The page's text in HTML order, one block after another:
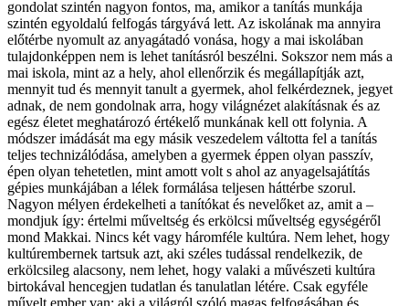
gondolat szintén nagyon fontos, ma, amikor a tanítás munkája
szintén egyoldalú felfogás tárgyává lett. Az iskolának ma annyira
előtérbe nyomult az anyagátadó vonása, hogy a mai iskolában
tulajdonképpen nem is lehet tanításról beszélni. Sokszor nem más a
mai iskola, mint az a hely, ahol ellenőrzik és megállapítják azt,
mennyit tud és mennyit tanult a gyermek, ahol felkérdeznek, jegyet
adnak, de nem gondolnak arra, hogy világnézet alakításnak és az
egész életet meghatározó értékelő munkának kell ott folynia. A
módszer imádását ma egy másik veszedelem váltotta fel a tanítás
teljes technizálódása, amelyben a gyermek éppen olyan passzív,
épen olyan tehetetlen, mint amott volt s ahol az anyagelsajátítás
gépies munkájában a lélek formálása teljesen háttérbe szorul.
Nagyon mélyen érdekelheti a tanítókat és nevelőket az, amit a –
mondjuk így: értelmi műveltség és erkölcsi műveltség egységéről
mond Makkai. Nincs két vagy háromféle kultúra. Nem lehet, hogy
kultúrembernek tartsuk azt, aki széles tudással rendelkezik, de
erkölcsileg alacsony, nem lehet, hogy valaki a művészeti kultúra
birtokával hencegjen tudatlan és tanulatlan létére. Csak egyféle
művelt ember van: aki a világról szóló magas felfogásában és